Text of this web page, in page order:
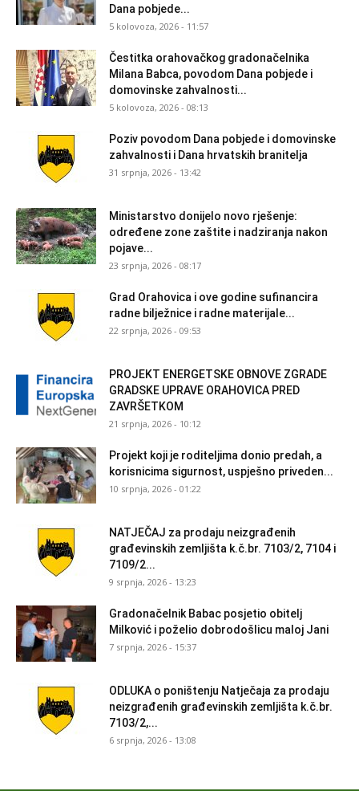
Dana pobjede...
5 kolovoza, 2026 - 11:57
Čestitka orahovačkog gradonačelnika
Milana Babca, povodom Dana pobjede i
domovinske zahvalnosti...
5 kolovoza, 2026 - 08:13
Poziv povodom Dana pobjede i domovinske
zahvalnosti i Dana hrvatskih branitelja
31 srpnja, 2026 - 13:42
Ministarstvo donijelo novo rješenje:
određene zone zaštite i nadziranja nakon
pojave...
23 srpnja, 2026 - 08:17
Grad Orahovica i ove godine sufinancira
radne bilježnice i radne materijale...
22 srpnja, 2026 - 09:53
PROJEKT ENERGETSKE OBNOVE ZGRADE
GRADSKE UPRAVE ORAHOVICA PRED
ZAVRŠETKOM
21 srpnja, 2026 - 10:12
Projekt koji je roditeljima donio predah, a
korisnicima sigurnost, uspješno priveden...
10 srpnja, 2026 - 01:22
NATJEČAJ za prodaju neizgrađenih
građevinskih zemljišta k.č.br. 7103/2, 7104 i
7109/2...
9 srpnja, 2026 - 13:23
Gradonačelnik Babac posjetio obitelj
Milković i poželio dobrodošlicu maloj Jani
7 srpnja, 2026 - 15:37
ODLUKA o poništenju Natječaja za prodaju
neizgrađenih građevinskih zemljišta k.č.br.
7103/2,...
6 srpnja, 2026 - 13:08